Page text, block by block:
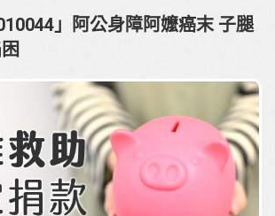
0
」阿公身障阿嬤癌末 子腿